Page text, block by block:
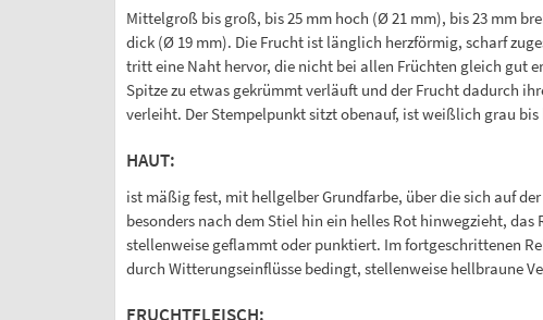
Mittelgroß bis groß, bis 25 mm hoch (Ø 21 mm), bis 23 mm
dick (Ø 19 mm). Die Frucht ist länglich herzförmig, scharf
tritt eine Naht hervor, die nicht bei allen Früchten gleich gut
Spitze zu etwas gekrümmt verläuft und der Frucht dadurch
verleiht. Der Stempelpunkt sitzt obenauf, ist weißlich grau
HAUT:
ist mäßig fest, mit hellgelber Grundfarbe, über die sich auf
besonders nach dem Stiel hin ein helles Rot hinwegzieht, das
stellenweise geflammt oder punktiert. Im fortgeschrittenen
durch Witterungseinflüsse bedingt, stellenweise hellbraune
FRUCHTFLEISCH: